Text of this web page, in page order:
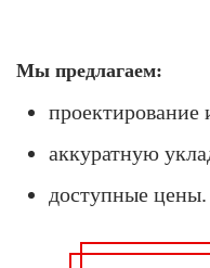
Мы предлагаем:
аккуратную
доступные цены.